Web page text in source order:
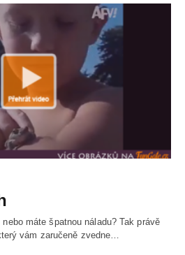
máte špatnou náladu? Tak právě
vám zaručeně zvedne…